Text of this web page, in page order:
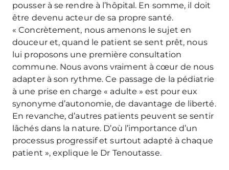
pousser à se rendre à l’hôpital. En somme, il doit
être devenu acteur de sa propre santé.
« Concrètement, nous amenons le sujet en
douceur et, quand le patient se sent prêt, nous
lui proposons une première consultation
commune. Nous avons vraiment à cœur de nous
adapter à son rythme. Ce passage de la pédiatrie
à une prise en charge « adulte » est pour eux
synonyme d’autonomie, de davantage de liberté.
En revanche, d’autres patients peuvent se sentir
lâchés dans la nature. D’où l’importance d’un
processus progressif et surtout adapté à chaque
patient », explique le Dr Tenoutasse.